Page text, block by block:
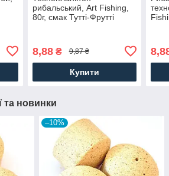
рибальський, Art Fishing,
80г, смак Тутті-Фрутті
8,88₴ 9,87 ₴
Купити
та новинки
–10%